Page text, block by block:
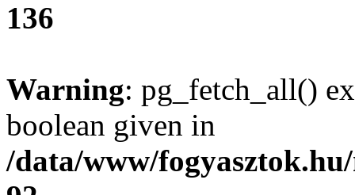
136
Warning: pg_fetch_all()
boolean given in
/data/www/